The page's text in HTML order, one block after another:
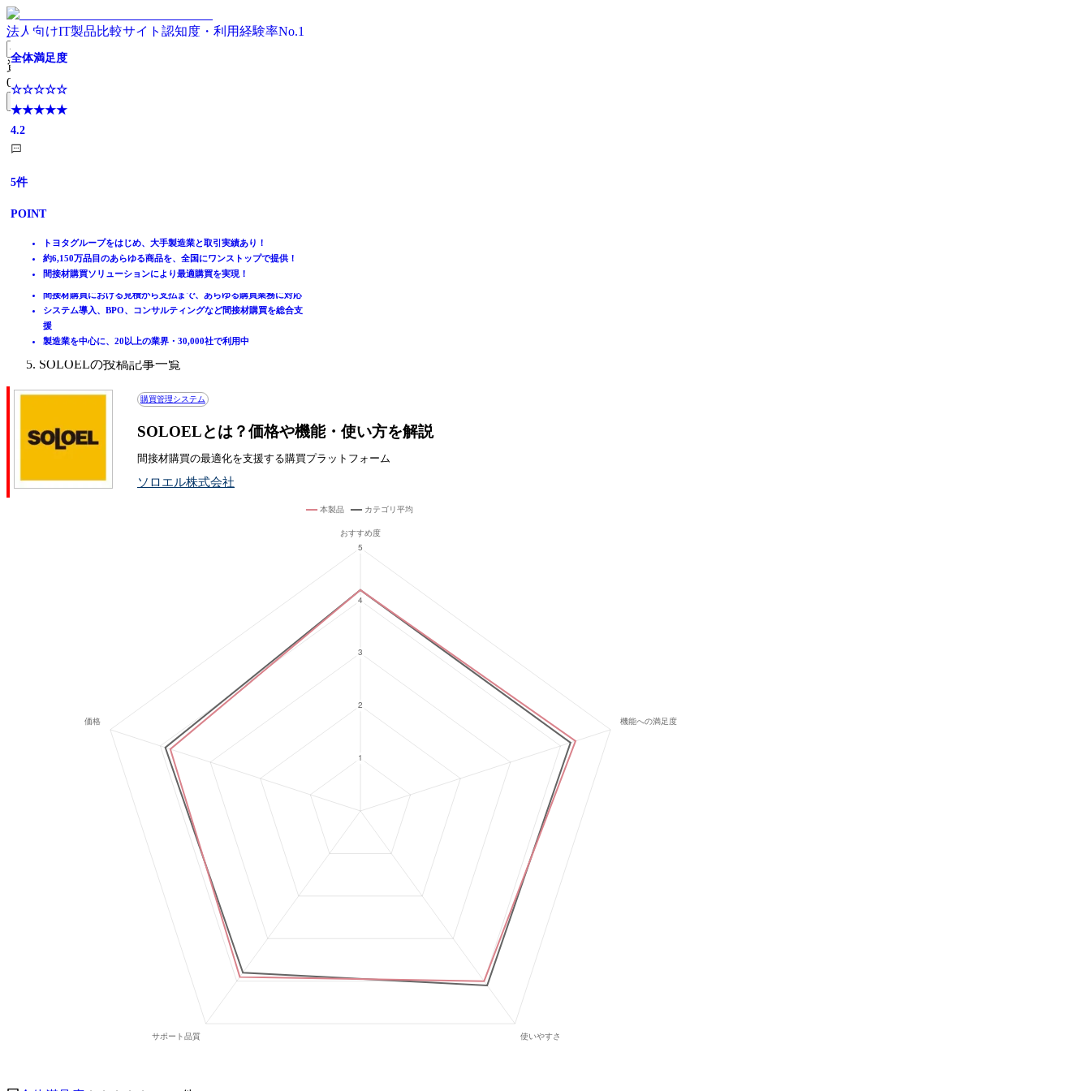
法人向けIT製品比較サイト 認知度・利用経験率No.1
資料請求リスト
0 件
無料資料請求フォームへ
掲載について
イベントでリード獲得
動画で学ぶ
IT製品比較TOP
在庫・購買
購買管理システム
SOLOEL
SOLOELの投稿記事一覧
購買管理システム
SOLOELとは？価格や機能・使い方を解説
間接材購買の最適化を支援する購買プラットフォーム
ソロエル株式会社
発注から支払まで、購買業務をクラウドで標準化・可視化
全体満足度
★★★★★
44件
POINT
発注・仕入・支払をリアルタイムに一元管理
購買データを可視化しコスト管理と意思決定を最適化
【導入実績5000社超！】販売・購買・在庫管理システム
全体満足度
★★★★★
43件
POINT
お客さまの声を反映した完成度の高いパッケージ
販売・購買・在庫管理だけでなく、豊富なオプション機能をご用
意
【5,700社の導入実績】コクヨ生まれの購買プラットフォ
全体満足度
☆☆☆☆☆
4.1
POINT
購買ルールを徹底！統制と効率を両立する充実の管理機能
大手サプライヤから地場の既存取引先まで2,500社以上の連携実績
ワークフローシステムやERPなど幅広いシステムとの連携実績
間接材購買の最適化を支援する購買プラットフォーム
全体満足度
★★★★★
28件
POINT
物品材からサービス材まで間接材購買全体の可視化が可能
能
導入目的に合わせた2つのシステム提供形態から選択が可能
【14,000社が利用】初期費用・月額費用無料の間接材購買
全体満足度
☆☆☆☆☆
4.4
POINT
製造、建設、電力・電設、医療業など各業界の大手企業が導入
40以上のサプライヤーから1億1,000万超の商品の最安値検索が可
能
貴社独自の購買ルールを実現する管理機能が充実
豊富な機能で購買管理業務を標準でカバー
全体満足度
★★★★★
8件
POINT
購入依頼～見積～発注～入荷検収の購買業務全般を網羅
能
間接材から直接材、サービス系商材までの一元管理
ITトレンド年間ランキング 購買管理システム・大規模部
全体満足度
☆☆☆☆☆
4.8
POINT
間接材購買における見積から支払まで、あらゆる購買業務に対応
システム導入、BPO、コンサルティングなど間接材購買を総合支
援
製造業を中心に、20以上の業界・30,000社で利用中
全体満足度
☆☆☆☆☆
★★★★★
4.2
5件
POINT
トヨタグループをはじめ、大手製造業と取引実績あり！
約6,150万品目のあらゆる商品を、全国にワンストップで提供！
間接材購買ソリューションにより最適購買を実現！